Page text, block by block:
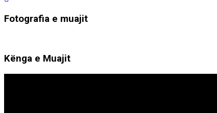
Fotografia e muajit
Kënga e Muajit